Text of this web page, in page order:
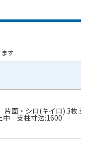
す
面・シロ(キイロ) 3枚
中 支柱寸法:1600